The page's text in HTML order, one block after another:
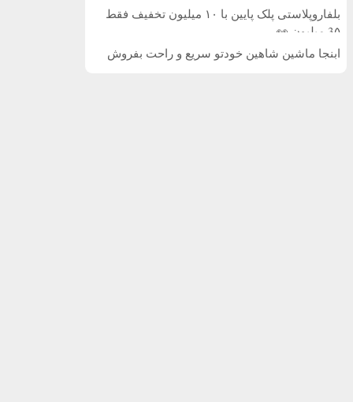
بلفاروپلاستی پلک پایین با ۱۰ میلیون تخفیف فقط
3۵ میلیون 👀
ابنجا ماشین شاهین خودتو سریع و راحت بفروش